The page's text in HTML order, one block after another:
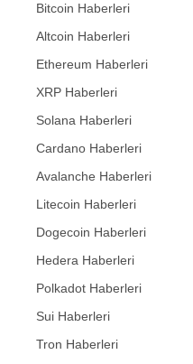
Bitcoin Haberleri
Altcoin Haberleri
Ethereum Haberleri
XRP Haberleri
Solana Haberleri
Cardano Haberleri
Avalanche Haberleri
Litecoin Haberleri
Dogecoin Haberleri
Hedera Haberleri
Polkadot Haberleri
Sui Haberleri
Tron Haberleri